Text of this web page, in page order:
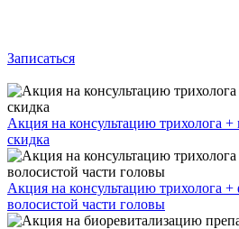
Записаться
Акция на консультацию трихолога +
скидка
Акция на консультацию трихолога
волосистой части головы